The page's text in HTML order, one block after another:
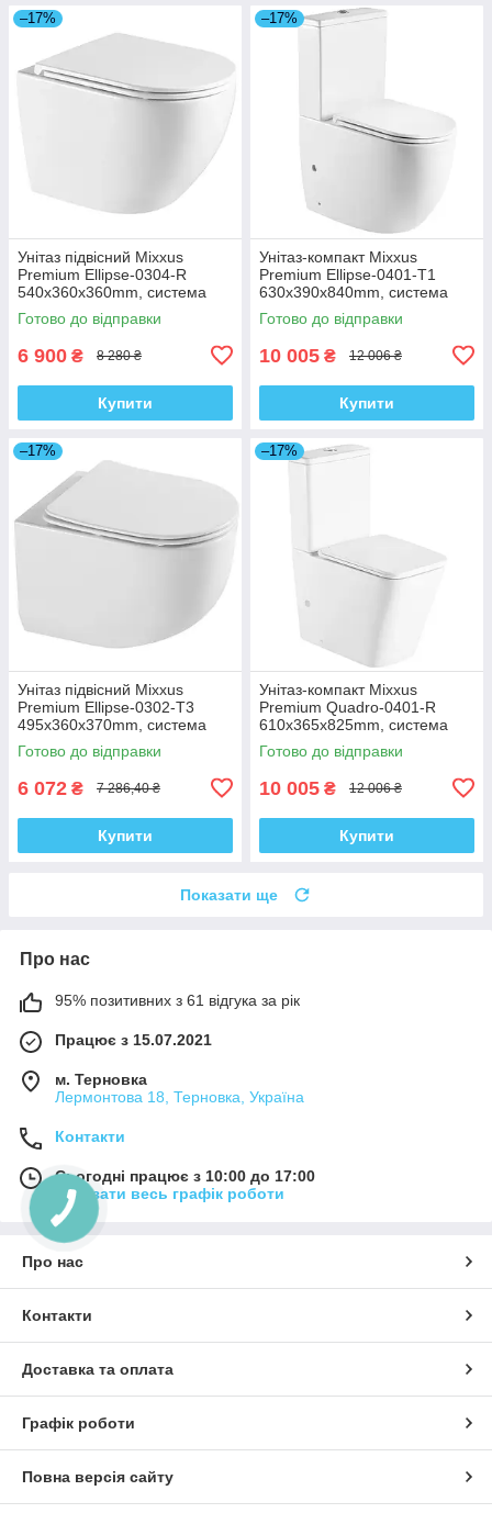
–17%
Унітаз підвісний Mixxus
Premium Ellipse-0304-R
540x360x360mm, система
змиву Rimless (MP6466)
Готово до відправки
6 900 ₴ 8 280 ₴
Купити
–17%
Унітаз-компакт Mixxus
Premium Ellipse-0401-T1
630x390x840mm, система
змиву TORNADO 1.0
(MP6467)
Готово до відправки
10 005 ₴ 12 006 ₴
Купити
–17%
Унітаз підвісний Mixxus
Premium Ellipse-0302-T3
495x360x370mm, система
змиву Tornado 3.0 (MP6462)
Готово до відправки
6 072 ₴ 7 286,40 ₴
Купити
–17%
Унітаз-компакт Mixxus
Premium Quadro-0401-R
610x365x825mm, система
змиву RIMLESS (MP6457)
Готово до відправки
10 005 ₴ 12 006 ₴
Купити
Показати ще
Про нас
95% позитивних з 61 відгука за рік
Працює з 15.07.2021
м. Терновка
Лермонтова 18, Терновка, Україна
Контакти
Сьогодні працює з 10:00 до 17:00
Показати весь графік роботи
Про нас
Контакти
Доставка та оплата
Графік роботи
Повна версія сайту